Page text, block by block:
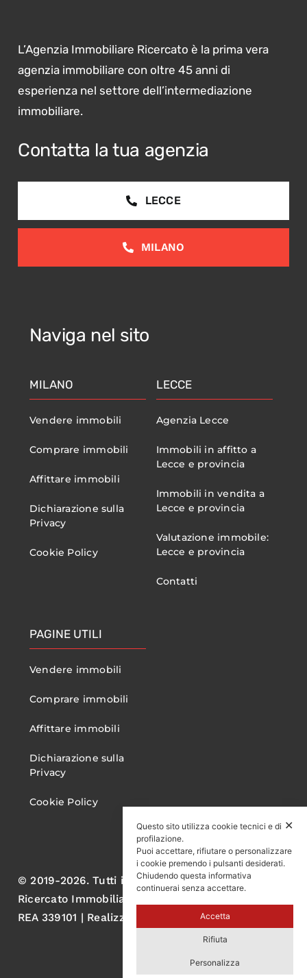
L’Agenzia Immobiliare Ricercato è la prima vera
agenzia immobiliare con oltre 45 anni di
esperienza nel settore dell’intermediazione
immobiliare.
Contatta la tua agenzia
LECCE
MILANO
Naviga nel sito
MILANO
Vendere immobili
Comprare immobili
Affittare immobili
Dichiarazione sulla
Privacy
Cookie Policy
LECCE
Agenzia Lecce
Immobili in affitto a
Lecce e provincia
Immobili in vendita a
Lecce e provincia
Valutazione immobile:
Lecce e provincia
Contatti
PAGINE UTILI
Vendere immobili
Comprare immobili
Affittare immobili
Dichiarazione sulla
Privacy
Cookie Policy
© 2019-2026. Tutti i diritti sono riservati. Gruppo
Ricercato Immobiliare S.r.l. P.IVA 05060570750
REA 339101 | Realizzato da AL
✕
Questo sito utilizza cookie tecnici e di
profilazione.
Puoi accettare, rifiutare o personalizzare
i cookie premendo i pulsanti desiderati.
Chiudendo questa informativa
continuerai senza accettare.
Accetta
Rifiuta
Personalizza